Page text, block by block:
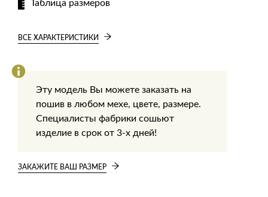
Таблица размеров
ВСЕ ХАРАКТЕРИСТИКИ
Эту модель Вы можете заказать на
пошив в любом мехе, цвете, размере.
Специалисты фабрики сошьют
изделие в срок от 3-х дней!
ЗАКАЖИТЕ ВАШ РАЗМЕР